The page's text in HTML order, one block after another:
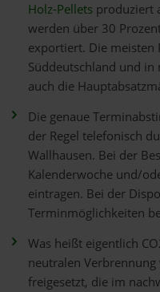
Holz-Pellets produziert
werden über 30
exportiert. Die meisten
Süddeutschland und
auch die
Die genaue
der Regel telefonisch
Wallhausen. Bei der
Kalenderwoche und/
eintragen. Bei der
Terminmöglichkeiten
Was heißt eigentlich
neutralen
freigesetzt, die im